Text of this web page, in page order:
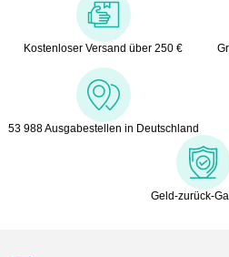
Kostenloser Versand über 250 €
53 988 Ausgabestellen in Deutschland
Geld-zurück-